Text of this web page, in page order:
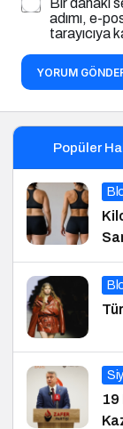
Bir dahaki
adımı, e-
tarayıcıya
YORUM
Popüler
19